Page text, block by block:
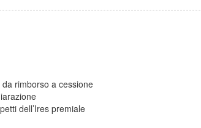
rimborso a cessione
dell’Ires premiale